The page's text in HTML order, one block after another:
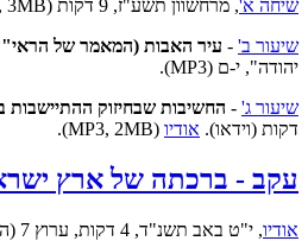
שיחה א', מרחשוון תשע"ז, 9 דקות (MP3, 3MB, פודקאסט).
שיעור ב' - עיר האבות (המאמר של
יהודה", י-ם (MP3).
שיעור ג' - החשיבות שבחיזוק ההתיישבות
דקות (וידאו). אודיו (MP3, 2MB).
עקב - ברכתה של ארץ
אודיו, י"ט באב תשנ"ד, 4 דקות, ערוץ 7 (הועבר מקלטת, MP3, 1MB).